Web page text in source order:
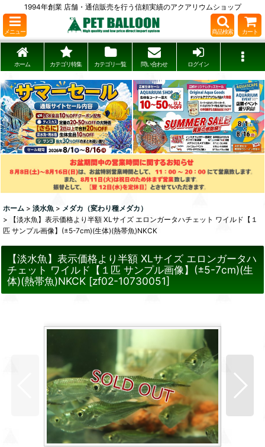
1994年創業 店舗・通信販売を行う信頼実績のアクアリウムショップ
メニュー 商品検索 カート
ホーム カテゴリ特集 カテゴリ一覧 問い合わせ ログイン
ホーム > 淡水魚 > メダカ（変わり種メダカ）
>
【淡水魚】表示価格より半額 XLサイズ エロンガータハチェット ワイルド【１
匹 サンプル画像】(±5-7cm)(生体)(熱帯魚)NKCK
【淡水魚】表示価格より半額 XLサイズ エロンガータハ
チェット ワイルド【１匹 サンプル画像】(±5-7cm)(生
体)(熱帯魚)NKCK [zf02-10730051]